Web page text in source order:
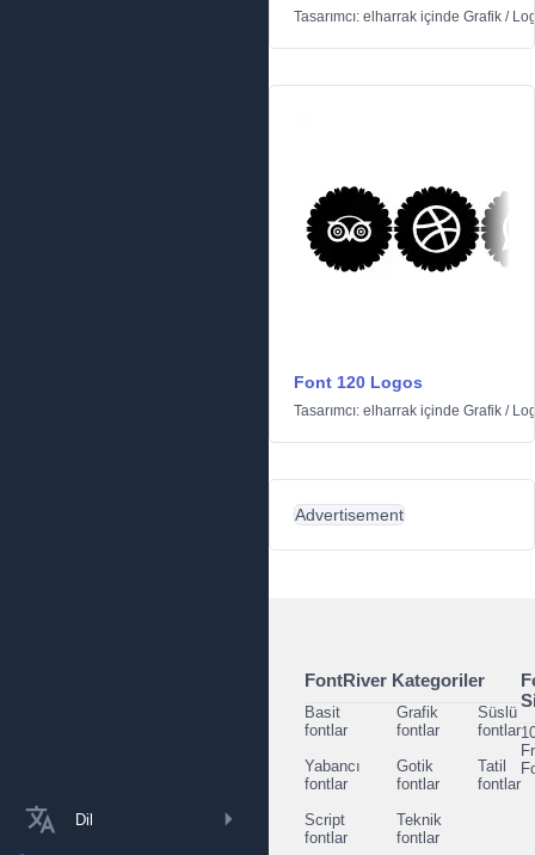
Dil
Tasarımcı: elharrak içinde Grafik /
Font 120 Logos
Tasarımcı: elharrak içinde Grafik /
Advertisement
FontRiver Kategoriler
Basit
fontlar
Grafik
fontlar
Süslü
fontlar
Yabancı
fontlar
Gotik
fontlar
Tatil
fontlar
Script
fontlar
Teknik
fontlar